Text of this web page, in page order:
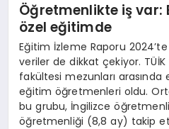
Öğretmenlikte iş var:
özel eğitimde
Eğitim İzleme Raporu
veriler de dikkat çekiyor.
fakültesi mezunları arasında
eğitim öğretmenleri oldu.
bu grubu, İngilizce
öğretmenliği (8,8 ay) takip